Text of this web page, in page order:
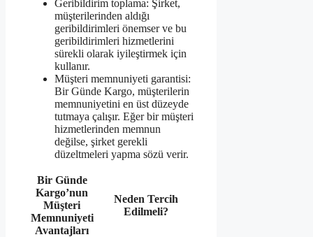
Geribildirim toplama: Şirket,
müşterilerinden aldığı
geribildirimleri önemser ve bu
geribildirimleri hizmetlerini
sürekli olarak iyileştirmek için
kullanır.
Müşteri memnuniyeti garantisi:
Bir Günde Kargo, müşterilerin
memnuniyetini en üst düzeyde
tutmaya çalışır. Eğer bir müşteri
hizmetlerinden memnun
değilse, şirket gerekli
düzeltmeleri yapma sözü verir.
Bir Günde
Kargo’nun
Müşteri
Memnuniyeti
Avantajları
Neden Tercih
Edilmeli?